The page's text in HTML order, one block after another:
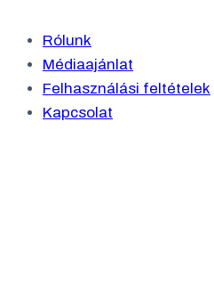
Rólunk
Médiaajánlat
Felhasználási feltételek
Kapcsolat